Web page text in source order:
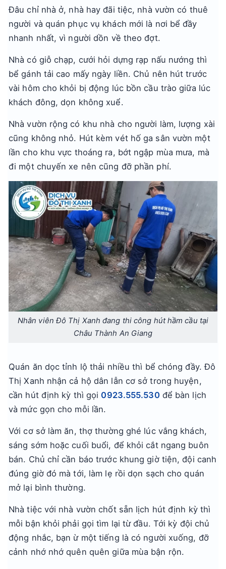
Đâu chỉ nhà ở, nhà hay đãi tiệc, nhà vườn có thuê
người và quán phục vụ khách mới là nơi bể đầy
nhanh nhất, vì người dồn về theo đợt.
Nhà có giỗ chạp, cưới hỏi dựng rạp nấu nướng thì
bể gánh tải cao mấy ngày liền. Chủ nên hút trước
vài hôm cho khỏi bị động lúc bồn cầu trào giữa lúc
khách đông, dọn không xuể.
Nhà vườn rộng có khu nhà cho người làm, lượng xài
cũng không nhỏ. Hút kèm vét hố ga sân vườn một
lần cho khu vực thoáng ra, bớt ngập mùa mưa, mà
đi một chuyến xe nên cũng đỡ phần phí.
Nhân viên Đô Thị Xanh đang thi công hút hầm cầu tại
Châu Thành An Giang
Quán ăn dọc tỉnh lộ thải nhiều thì bể chóng đầy. Đô
Thị Xanh nhận cả hộ dân lẫn cơ sở trong huyện,
cần hút định kỳ thì gọi 0923.555.530 để bàn lịch
và mức gọn cho mỗi lần.
Với cơ sở làm ăn, thợ thường ghé lúc vắng khách,
sáng sớm hoặc cuối buổi, để khỏi cắt ngang buôn
bán. Chủ chỉ cần báo trước khung giờ tiện, đội canh
đúng giờ đó mà tới, làm lẹ rồi dọn sạch cho quán
mở lại bình thường.
Nhà tiệc với nhà vườn chốt sẵn lịch hút định kỳ thì
mỗi bận khỏi phải gọi tìm lại từ đầu. Tới kỳ đội chủ
động nhắc, bạn ừ một tiếng là có người xuống, đỡ
cảnh nhớ nhớ quên quên giữa mùa bận rộn.